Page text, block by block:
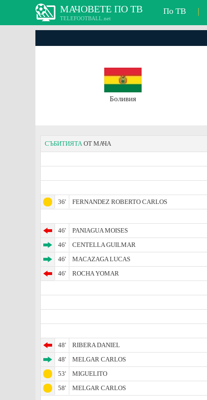
МАЧОВЕТЕ ПО ТВ
TELEFOOTBALL.net
По ТВ |
Боливия
СЪБИТИЯТАОТ МАЧА
36'
FERNANDEZ ROBERTO CARLOS
46'
PANIAGUA MOISES
46'
CENTELLA GUILMAR
46'
MACAZAGA LUCAS
46'
ROCHA YOMAR
48'
RIBERA DANIEL
48'
MELGAR CARLOS
53'
MIGUELITO
58'
MELGAR CARLOS